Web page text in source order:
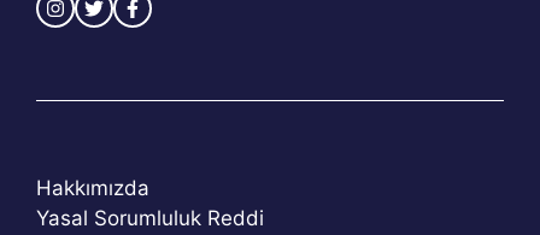
Hakkımızda
Yasal Sorumluluk Reddi